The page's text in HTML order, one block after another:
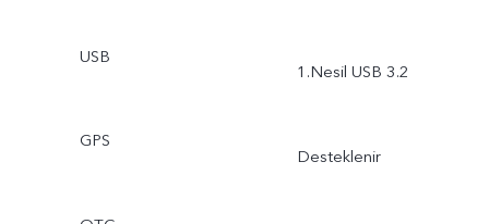
USB
1.Nesil USB 3.2
GPS
Desteklenir